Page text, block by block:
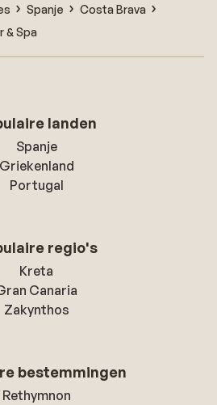
Spanje
Costa Brava
& Spa
landen
Spanje
Griekenland
Portugal
regio's
Kreta
Canaria
Zakynthos
bestemmingen
Rethymnon